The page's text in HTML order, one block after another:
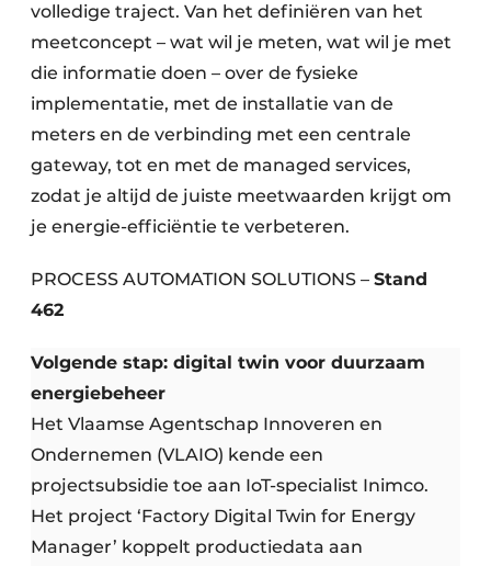
volledige traject. Van het definiëren van het
meetconcept – wat wil je meten, wat wil je met
die informatie doen – over de fysieke
implementatie, met de installatie van de
meters en de verbinding met een centrale
gateway, tot en met de managed services,
zodat je altijd de juiste meetwaarden krijgt om
je energie-efficiëntie te verbeteren.
PROCESS AUTOMATION SOLUTIONS – Stand
462
Volgende stap: digital twin voor duurzaam
energiebeheer
Het Vlaamse Agentschap Innoveren en
Ondernemen (VLAIO) kende een
projectsubsidie toe aan IoT-specialist Inimco.
Het project ‘Factory Digital Twin for Energy
Manager’ koppelt productiedata aan